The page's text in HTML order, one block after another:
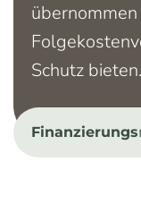
Schutz bieten.
Finanzierungs